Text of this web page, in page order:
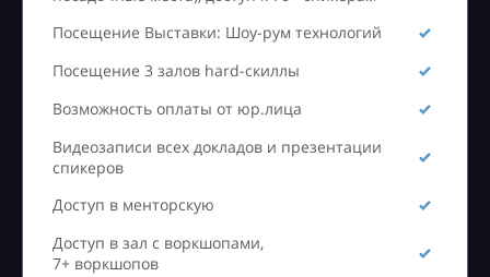
Посещение Выставки: Шоу-рум технологий
Посещение 3 залов hard-скиллы
Возможность оплаты от юр.лица
Видеозаписи всех докладов и презентации
спикеров
Доступ в менторскую
Доступ в зал с воркшопами,
7+ воркшопов